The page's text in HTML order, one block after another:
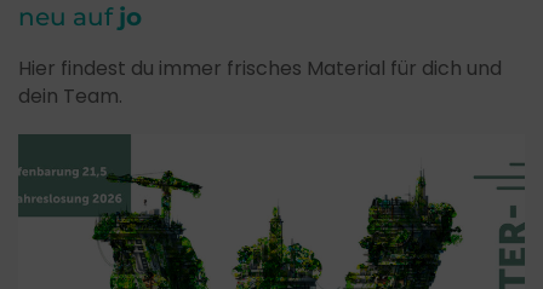
neu auf jo
Hier findest du immer frisches Material für dich und
dein Team.